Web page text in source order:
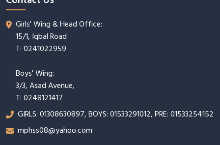
Girls' Wing & Head Office:
15/1, Iqbal Road
T: 0241022959
Boys' Wing:
3/3, Asad Avenue,
T: 0248121417
GIRLS: 01308630897, BOYS: 01533291012, PRE: 01533254152
mphss08@yahoo.com